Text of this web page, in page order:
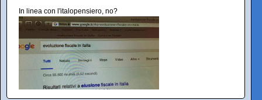
In linea con l'italopensiero, no?